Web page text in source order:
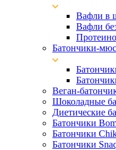
Вафли в
Вафли
Батончики-
Веган-
Шоколадные
Диетические
Батончики
Батончики
Батончики